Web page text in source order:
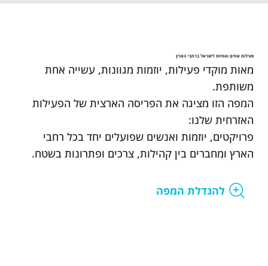
פעילות אחים ואחיות לישראל ברחבי הארץ
מאות מוקדי פעילות, יוזמות מגוונות, עשייה אחת
משותפת.
המפה הזו מציגה את הפריסה הארצית של הפעילות
האזרחית שלנו:
פרויקטים, יוזמות ואנשים שפועלים יחד בכל רחבי
הארץ ומחברים בין קהילות, צרכים ופתרונות בשטח.
להגדלת המפה